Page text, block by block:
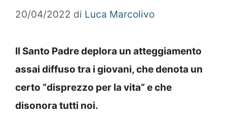
20/04/2022 di Luca Marcolivo
Il Santo Padre deplora un atteggiamento
assai diffuso tra i giovani, che denota un
certo “disprezzo per la vita” e che
disonora tutti noi.